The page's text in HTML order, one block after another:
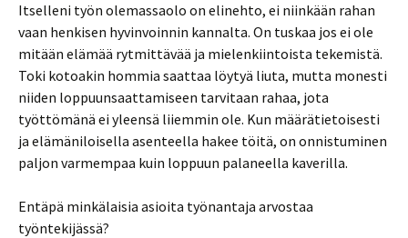
Itselleni työn olemassaolo on elinehto, ei niinkään rahan
vaan henkisen hyvinvoinnin kannalta. On tuskaa jos ei ole
mitään elämää rytmittävää ja mielenkiintoista tekemistä.
Toki kotoakin hommia saattaa löytyä liuta, mutta monesti
niiden loppuunsaattamiseen tarvitaan rahaa, jota
työttömänä ei yleensä liiemmin ole. Kun määrätietoisesti
ja elämäniloisella asenteella hakee töitä, on onnistuminen
paljon varmempaa kuin loppuun palaneella kaverilla.
Entäpä minkälaisia asioita työnantaja arvostaa
työntekijässä?